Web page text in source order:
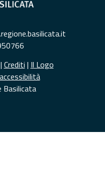
Crediti | Il Logo
Basilicata